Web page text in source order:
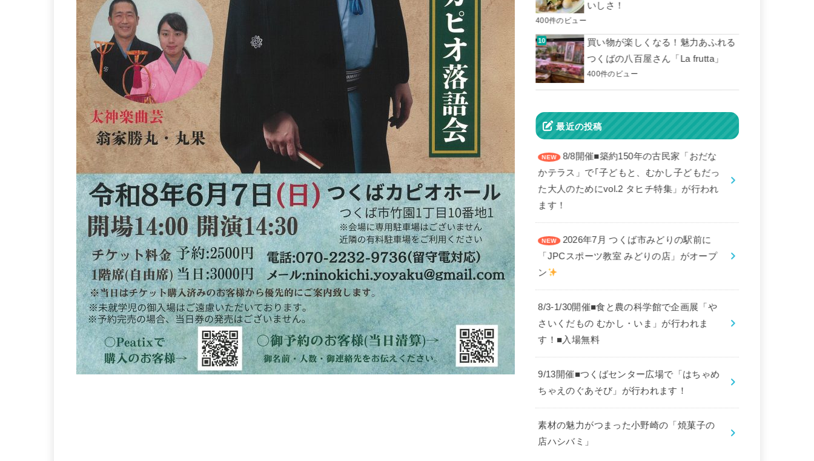
いしさ！
400件のビュー
買い物が楽しくなる！魅力あふれる
つくばの八百屋さん「La frutta」
400件のビュー
最近の投稿
8/8開催■築約150年の古民家「おだな
かテラス」で｢子どもと、むかし子どもだっ
た大人のためにvol.2 タヒチ特集」が行われ
ます！
2026年7月 つくば市みどりの駅前に
「JPCスポーツ教室 みどりの店」がオープ
ン
8/3-1/30開催■食と農の科学館で企画展「や
さいくだもの むかし・いま」が行われま
す！■入場無料
9/13開催■つくばセンター広場で「はちゃめ
ちゃえのぐあそび」が行われます！
素材の魅力がつまった小野崎の「焼菓子の
店ハシバミ」